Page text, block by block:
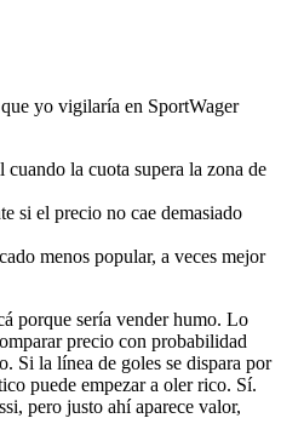
yo vigilaría en SportWager
la cuota supera la zona de
si el precio no cae demasiado
menos popular, a veces mejor
porque sería vender humo. Lo
precio con probabilidad
Si la línea de goles se dispara por
puede empezar a oler rico. Sí.
pero justo ahí aparece valor,